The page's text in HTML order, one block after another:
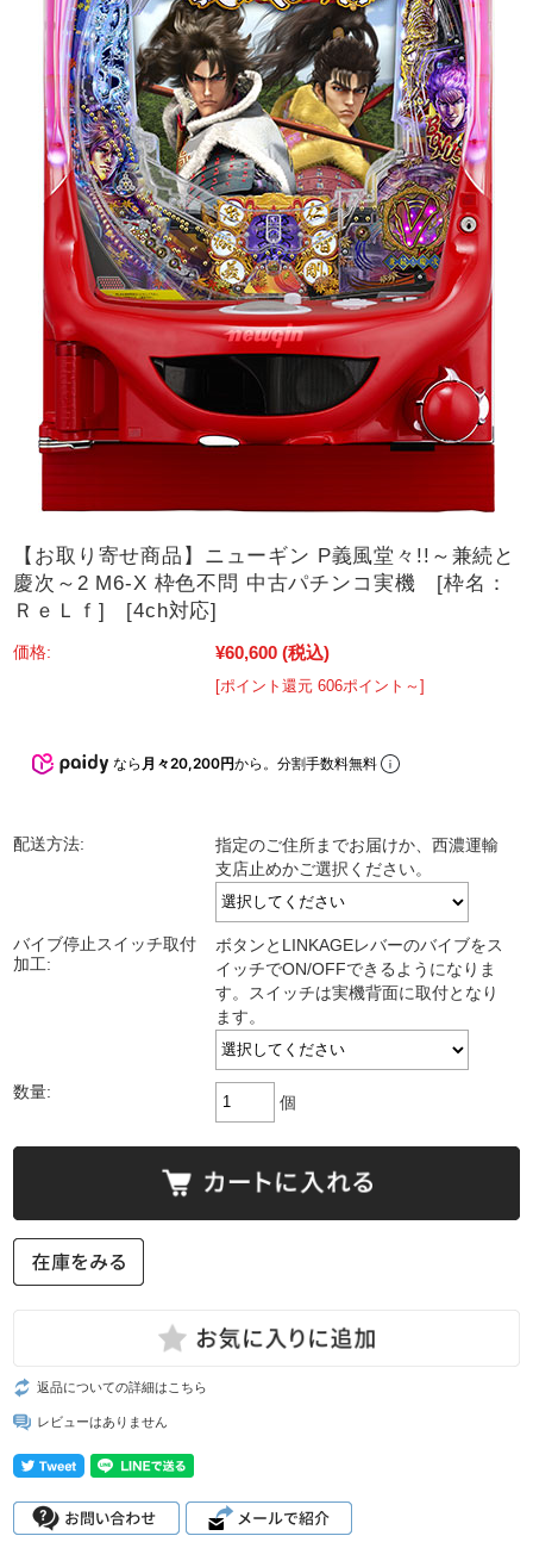
【お取り寄せ商品】ニューギン P義風堂々!!～兼続と
慶次～2 M6-X 枠色不問 中古パチンコ実機 [枠名：
ＲｅＬｆ] [4ch対応]
価格: ¥60,600 (税込)
[ポイント還元 606ポイント～]
なら 月々20,200円から。分割手数料無料
配送方法:
指定のご住所までお届けか、西濃運輸
支店止めかご選択ください。
バイブ停止スイッチ取付
加工:
ボタンとLINKAGEレバーのバイブをス
イッチでON/OFFできるようになりま
す。スイッチは実機背面に取付となり
ます。
数量:
個
返品についての詳細はこちら
レビューはありません